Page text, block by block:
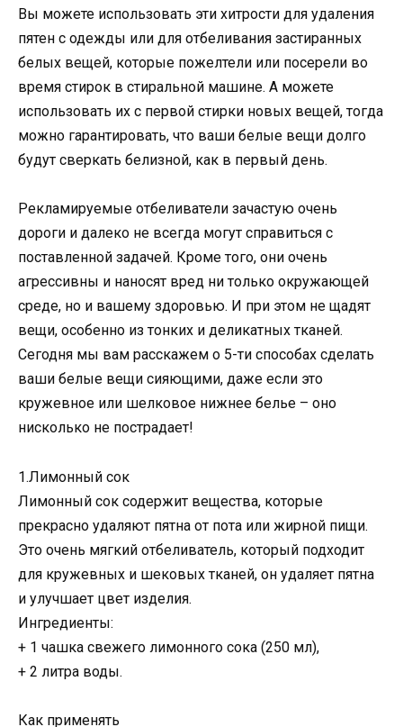
Вы можете использовать эти хитрости для удаления
пятен с одежды или для отбеливания застиранных
белых вещей, которые пожелтели или посерели во
время стирок в стиральной машине. А можете
использовать их с первой стирки новых вещей, тогда
можно гарантировать, что ваши белые вещи долго
будут сверкать белизной, как в первый день.
Рекламируемые отбеливатели зачастую очень
дороги и далеко не всегда могут справиться с
поставленной задачей. Кроме того, они очень
агрессивны и наносят вред ни только окружающей
среде, но и вашему здоровью. И при этом не щадят
вещи, особенно из тонких и деликатных тканей.
Сегодня мы вам расскажем о 5-ти способах сделать
ваши белые вещи сияющими, даже если это
кружевное или шелковое нижнее белье – оно
нисколько не пострадает!
1.Лимонный сок
Лимонный сок содержит вещества, которые
прекрасно удаляют пятна от пота или жирной пищи.
Это очень мягкий отбеливатель, который подходит
для кружевных и шековых тканей, он удаляет пятна
и улучшает цвет изделия.
Ингредиенты:
+ 1 чашка свежего лимонного сока (250 мл),
+ 2 литра воды.
Как применять